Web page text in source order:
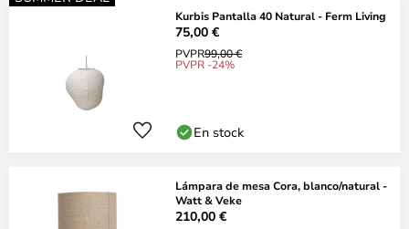
Kurbis Pantalla 40 Natural - Ferm Living
75,00 €
PVPR99,00 €
PVPR -24%
En stock
Lámpara de mesa Cora, blanco/natural -
Watt & Veke
210,00 €